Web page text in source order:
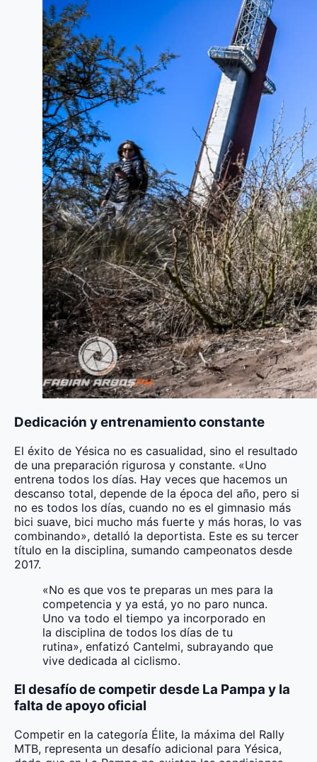
Dedicación y entrenamiento constante
El éxito de Yésica no es casualidad, sino el resultado
de una preparación rigurosa y constante. «Uno
entrena todos los días. Hay veces que hacemos un
descanso total, depende de la época del año, pero si
no es todos los días, cuando no es el gimnasio más
bici suave, bici mucho más fuerte y más horas, lo vas
combinando», detalló la deportista. Este es su tercer
título en la disciplina, sumando campeonatos desde
2017.
«No es que vos te preparas un mes para la
competencia y ya está, yo no paro nunca.
Uno va todo el tiempo ya incorporado en
la disciplina de todos los días de tu
rutina», enfatizó Cantelmi, subrayando que
vive dedicada al ciclismo.
El desafío de competir desde La Pampa y la
falta de apoyo oficial
Competir en la categoría Élite, la máxima del Rally
MTB, representa un desafío adicional para Yésica,